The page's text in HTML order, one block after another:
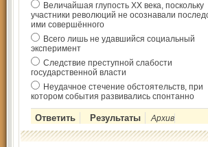
Величайшая глупость ХХ века, поскольку
участники революций не осознавали
ими совершённого
Всего лишь не удавшийся социальный
эксперимент
Следствие преступной слабости
государственной власти
Неудачное стечение обстоятельств, при
котором события развивались спонтанно
Архив